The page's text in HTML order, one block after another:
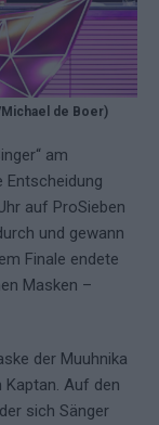
de Boer)
am
Entscheidung
auf ProSieben
und gewann
Finale endete
Masken –
der Muuhnika
Kaptan. Auf den
sich Sänger